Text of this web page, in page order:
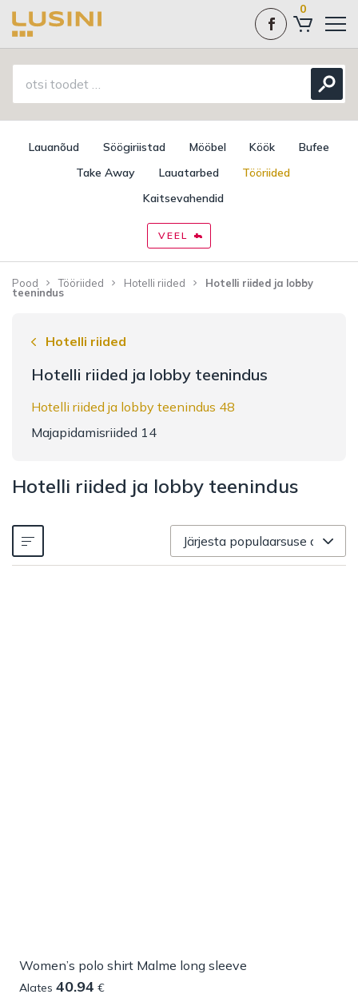
0
Lauanõud Söögiriistad Mööbel Köök
Bufee
Take Away
Lauatarbed
Tööriided
Kaitsevahendid
VEEL
Pood Tööriided Hotelli riided Hotelli riided ja lobby
teenindus
Hotelli riided
Hotelli riided ja lobby teenindus
Hotelli riided ja lobby teenindus 48
Majapidamisriided 14
Hotelli riided ja lobby teenindus
Women’s polo shirt Malme long sleeve
Alates 40.94 €